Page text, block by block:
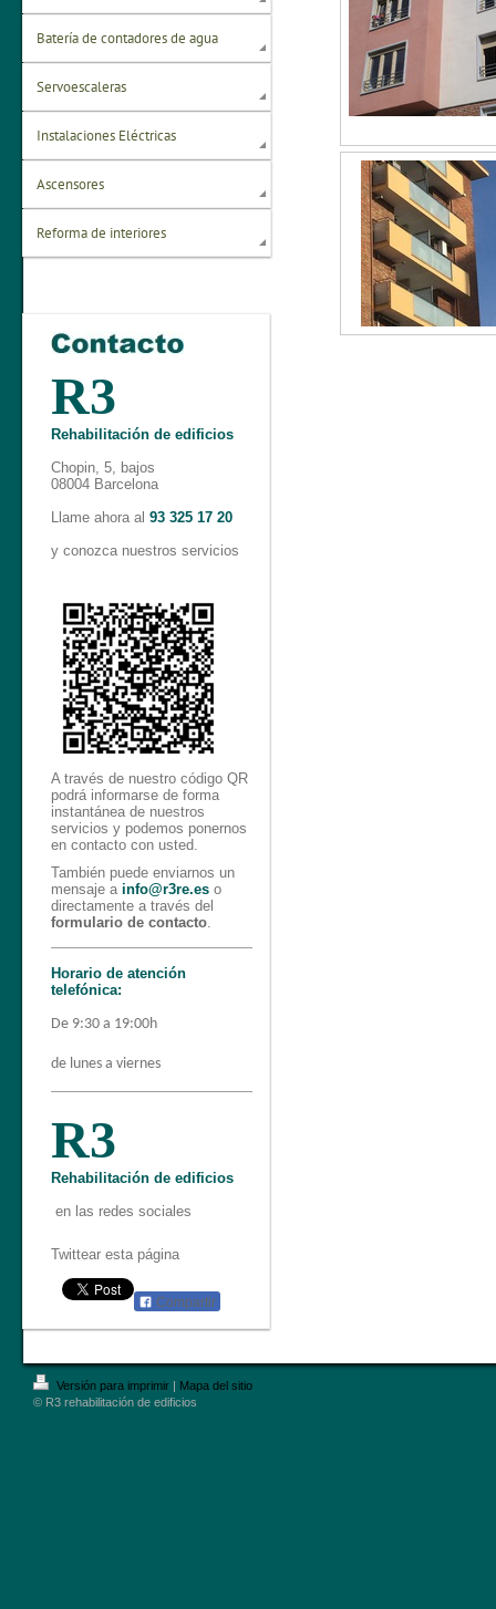
Batería de contadores de agua
Servoescaleras
Instalaciones Eléctricas
Ascensores
Reforma de interiores
R3
Rehabilitación de edificios
Chopin, 5, bajos
08004 Barcelona
Llame ahora al 93 325 17 20
y conozca nuestros servicios
A través de nuestro código QR
podrá informarse de forma
instantánea de nuestros
servicios y podemos ponernos
en contacto con usted.
También puede enviarnos un
mensaje a info@r3re.eso
directamente a través del
formulario de contacto.
Horario de atención
telefónica:
De 9:30 a 19:00h
de lunes a viernes
R3
Rehabilitación de edificios
en las redes sociales
Twittear esta página
Compartir
Versión para imprimir | Mapa del sitio
© R3 rehabilitación de edificios